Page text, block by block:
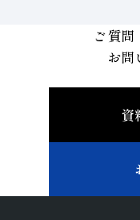
ご質
お
資